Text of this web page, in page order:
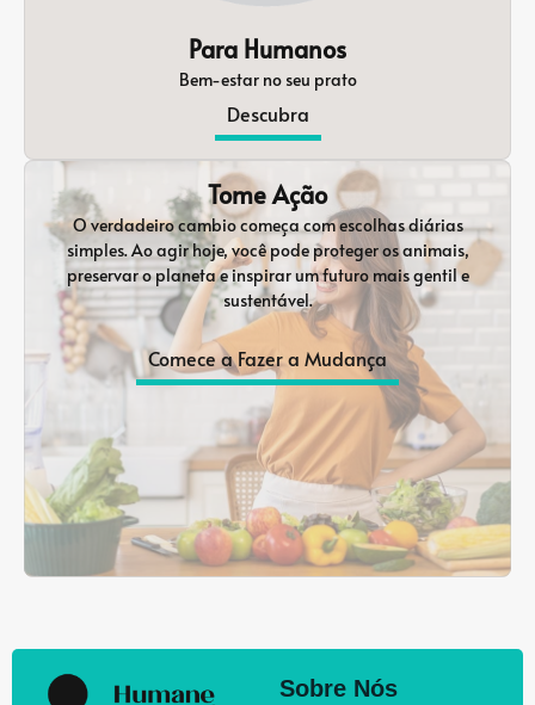
Para Humanos
Bem-estar no seu prato
Descubra
Tome Ação
O verdadeiro cambio começa com escolhas diárias
simples. Ao agir hoje, você pode proteger os animais,
preservar o planeta e inspirar um futuro mais gentil e
sustentável.
Comece a Fazer a Mudança
Sobre Nós